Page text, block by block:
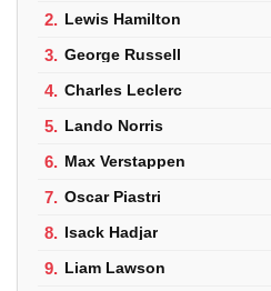
2. Lewis Hamilton
3. George Russell
4. Charles Leclerc
5. Lando Norris
6. Max Verstappen
7. Oscar Piastri
8. Isack Hadjar
9. Liam Lawson